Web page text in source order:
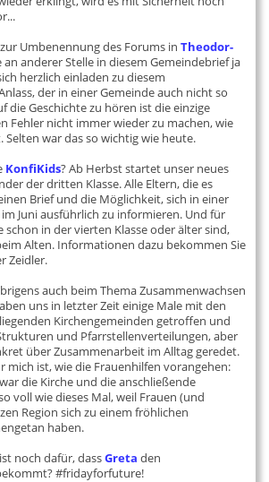
Umbenennung des Forums inTheodor-
an anderer Stelle in diesem Gemeindebrief ja
herzlich einladen zu diesem
der in einer Gemeinde auch nicht so
die Geschichte zu hören ist die einzige
Fehler nicht immer wieder zu machen, wie
Selten war das so wichtig wie heute.
KonfiKids? Ab Herbst startet unser neues
der dritten Klasse. Alle Eltern, die es
Brief und die Möglichkeit, sich in einer
Juni ausführlich zu informieren. Und für
schon in der vierten Klasse oder älter sind,
Alten. Informationen dazu bekommen Sie
Zeidler.
auch beim Thema Zusammenwachsen
uns in letzter Zeit einige Male mit den
Kirchengemeinden getroffen und
und Pfarrstellenverteilungen, aber
über Zusammenarbeit im Alltag geredet.
mich ist, wie die Frauenhilfen vorangehen:
die Kirche und die anschließende
voll wie dieses Mal, weil Frauen (und
Region sich zu einem fröhlichen
haben.
noch dafür, dassGreta den
#fridayforfuture!